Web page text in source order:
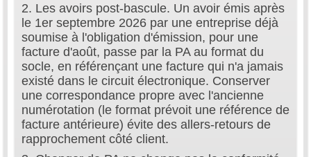
2. Les avoirs post-bascule. Un avoir émis après
le 1er septembre 2026 par une entreprise déjà
soumise à l'obligation d'émission, pour une
facture d'août, passe par la PA au format du
socle, en référençant une facture qui n'a jamais
existé dans le circuit électronique. Conserver
une correspondance propre avec l'ancienne
numérotation (le format prévoit une référence de
facture antérieure) évite des allers-retours de
rapprochement côté client.